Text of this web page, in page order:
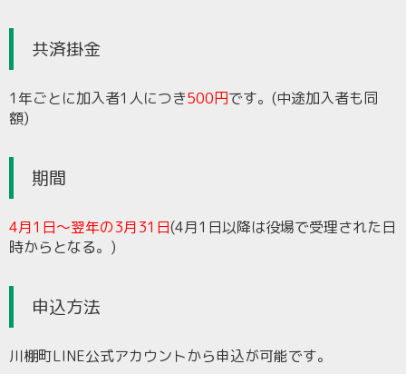
共済掛金
1年ごとに加入者1人につき500円です。(中途加入者も同
額)
期間
4月1日～翌年の3月31日(4月1日以降は役場で受理された日
時からとなる。)
申込方法
川棚町LINE公式アカウントから申込が可能です。